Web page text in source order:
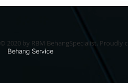
© 2020 by RBM BehangSpecialist. Proudly
Behang Service